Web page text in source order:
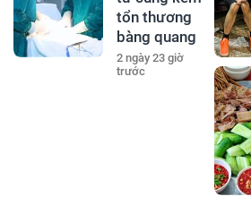
tổn thương
bàng quang
2 ngày 23 giờ
trước